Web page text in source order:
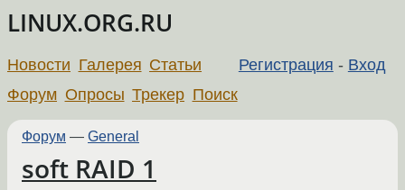
LINUX.ORG.RU
Регистрация - Вход
Новости Галерея Статьи
Форум Опросы Трекер Поиск
Форум — General
soft RAID 1